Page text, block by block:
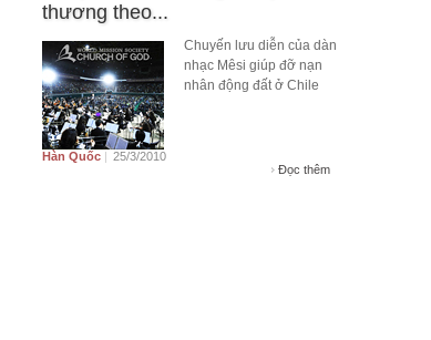
thương theo...
Chuyến lưu diễn của dàn
nhạc Mêsi giúp đỡ nạn
nhân động đất ở Chile
Hàn Quốc | 25/3/2010
Đọc thêm